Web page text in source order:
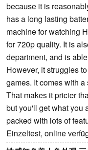
because it is
has a long lasting
machine for watching
for 720p ­quality. It is
department, and is
However, it struggles
games. It comes with
That makes it pricier
but you'll get what you
packed with lots of
Einzeltest, online